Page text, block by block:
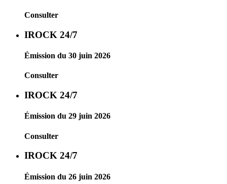
Consulter
IROCK 24/7
Émission du 30 juin 2026
Consulter
IROCK 24/7
Émission du 29 juin 2026
Consulter
IROCK 24/7
Émission du 26 juin 2026